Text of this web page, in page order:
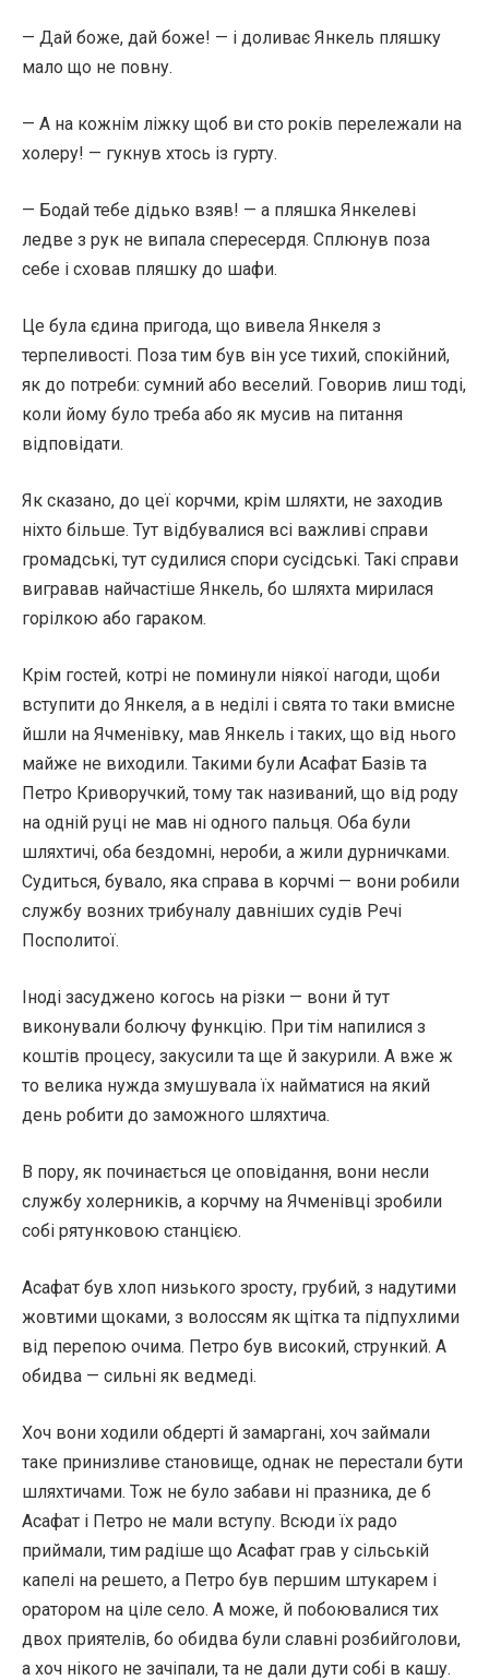
— Дай боже, дай боже! — і доливає Янкель пляшку
мало що не повну.
— А на кожнім ліжку щоб ви сто років перележали на
холеру! — гукнув хтось із гурту.
— Бодай тебе дідько взяв! — а пляшка Янкелеві
ледве з рук не випала спересердя. Сплюнув поза
себе і сховав пляшку до шафи.
Це була єдина пригода, що вивела Янкеля з
терпеливості. Поза тим був він усе тихий, спокійний,
як до потреби: сумний або веселий. Говорив лиш тоді,
коли йому було треба або як мусив на питання
відповідати.
Як сказано, до цеї корчми, крім шляхти, не заходив
ніхто більше. Тут відбувалися всі важливі справи
громадські, тут судилися спори сусідські. Такі справи
вигравав найчастіше Янкель, бо шляхта мирилася
горілкою або гараком.
Крім гостей, котрі не поминули ніякої нагоди, щоби
вступити до Янкеля, а в неділі і свята то таки вмисне
йшли на Ячменівку, мав Янкель і таких, що від нього
майже не виходили. Такими були Асафат Базів та
Петро Криворучкий, тому так називаний, що від роду
на одній руці не мав ні одного пальця. Оба були
шляхтичі, оба бездомні, нероби, а жили дурничками.
Судиться, бувало, яка справа в корчмі — вони робили
службу возних трибуналу давніших судів Речі
Посполитої.
Іноді засуджено когось на різки — вони й тут
виконували болючу функцію. При тім напилися з
коштів процесу, закусили та ще й закурили. А вже ж
то велика нужда змушувала їх найматися на який
день робити до заможного шляхтича.
В пору, як починається це оповідання, вони несли
службу холерників, а корчму на Ячменівці зробили
собі рятунковою станцією.
Асафат був хлоп низького зросту, грубий, з надутими
жовтими щоками, з волоссям як щітка та підпухлими
від перепою очима. Петро був високий, стрункий. А
обидва — сильні як ведмеді.
Хоч вони ходили обдерті й замаргані, хоч займали
таке принизливе становище, однак не перестали бути
шляхтичами. Тож не було забави ні празника, де б
Асафат і Петро не мали вступу. Всюди їх радо
приймали, тим радіше що Асафат грав у сільській
капелі на решето, а Петро був першим штукарем і
оратором на ціле село. А може, й побоювалися тих
двох приятелів, бо обидва були славні розбийголови,
а хоч нікого не зачіпали, та не дали дути собі в кашу.